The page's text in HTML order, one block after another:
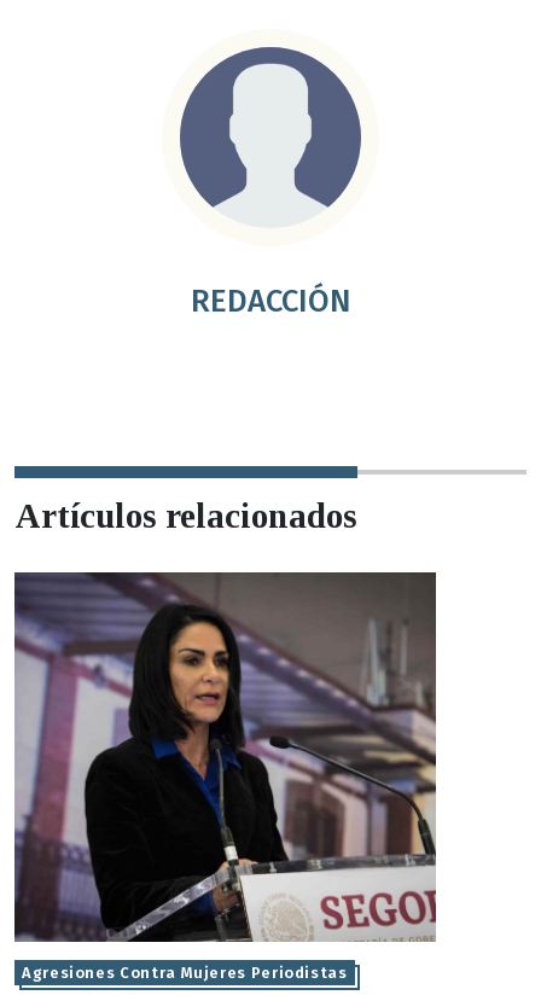
REDACCIÓN
Artículos relacionados
Agresiones Contra Mujeres Periodistas